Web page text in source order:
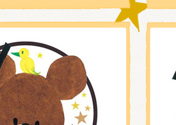
みコンテンツ(クイズ・
ャッキーズ！